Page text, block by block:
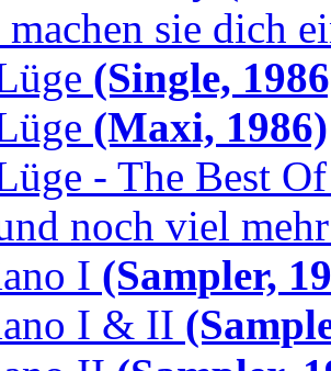
sie dich
(Single,
(Maxi, 1986)
- The Best Of
noch viel
I (Sampler,
I & II